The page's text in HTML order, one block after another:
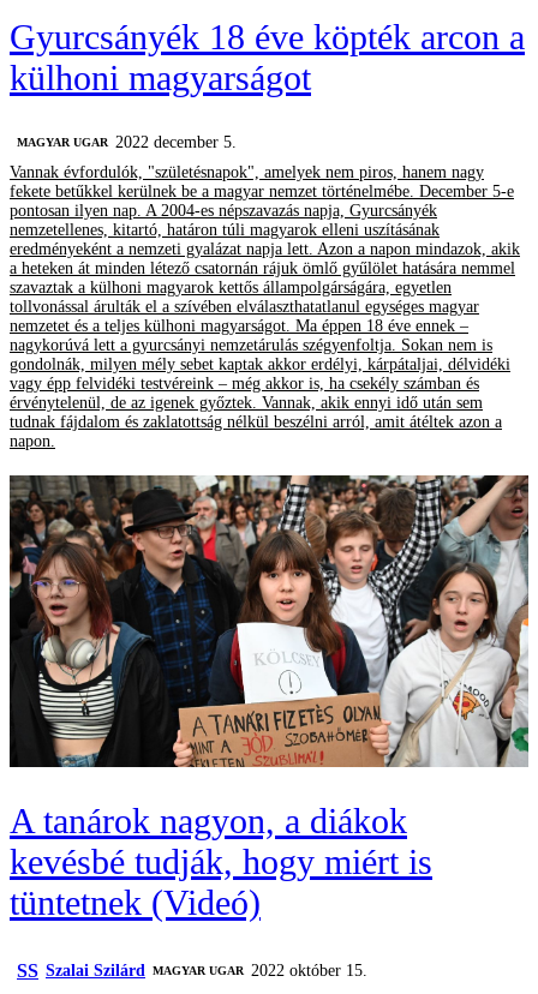
Gyurcsányék 18 éve köpték arcon a
külhoni magyarságot
MAGYAR UGAR
2022 december 5.
Vannak évfordulók, "születésnapok", amelyek nem piros, hanem nagy
fekete betűkkel kerülnek be a magyar nemzet történelmébe. December 5-e
pontosan ilyen nap. A 2004-es népszavazás napja, Gyurcsányék
nemzetellenes, kitartó, határon túli magyarok elleni uszításának
eredményeként a nemzeti gyalázat napja lett. Azon a napon mindazok, akik
a heteken át minden létező csatornán rájuk ömlő gyűlölet hatására nemmel
szavaztak a külhoni magyarok kettős állampolgárságára, egyetlen
tollvonással árulták el a szívében elválaszthatatlanul egységes magyar
nemzetet és a teljes külhoni magyarságot. Ma éppen 18 éve ennek –
nagykorúvá lett a gyurcsányi nemzetárulás szégyenfoltja. Sokan nem is
gondolnák, milyen mély sebet kaptak akkor erdélyi, kárpátaljai, délvidéki
vagy épp felvidéki testvéreink – még akkor is, ha csekély számban és
érvénytelenül, de az igenek győztek. Vannak, akik ennyi idő után sem
tudnak fájdalom és zaklatottság nélkül beszélni arról, amit átéltek azon a
napon.
A tanárok nagyon, a diákok
kevésbé tudják, hogy miért is
tüntetnek (Videó)
SS Szalai Szilárd MAGYAR UGAR 2022 október 15.